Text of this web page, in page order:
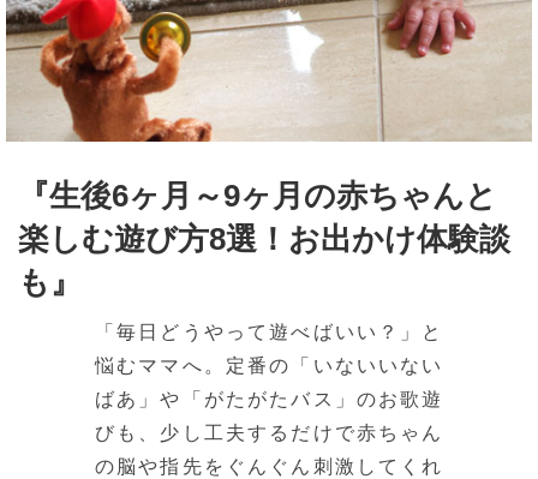
『生後6ヶ月～9ヶ月の赤ちゃんと
楽しむ遊び方8選！お出かけ体験談
も』
「毎日どうやって遊べばいい？」と
悩むママへ。定番の「いないいない
ばあ」や「がたがたバス」のお歌遊
びも、少し工夫するだけで赤ちゃん
の脳や指先をぐんぐん刺激してくれ